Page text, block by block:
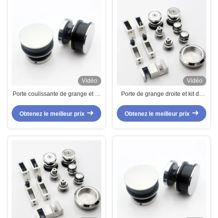
Vidéo
Porte coulissante de grange et kit
miroir / polonais pour un style
ouvert
Obtenez le meilleur prix
Vidéo
Porte de grange droite et kit de
le style de conception moderne
Obtenez le meilleur prix